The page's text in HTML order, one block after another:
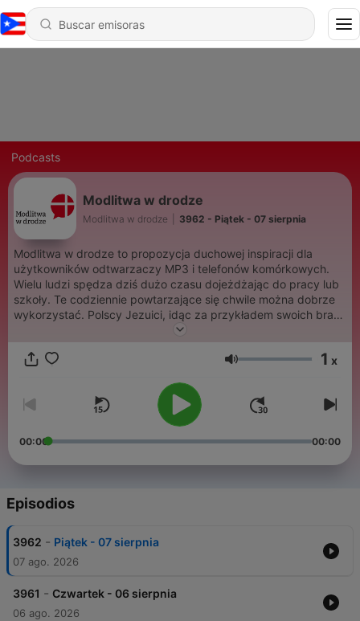
Podcasts
Modlitwa w drodze
Modlitwa w drodze 3962 - Piątek - 07 sierpnia
Modlitwa w drodze to propozycja duchowej inspiracji dla
użytkowników odtwarzaczy MP3 i telefonów komórkowych.
Wielu ludzi spędza dziś dużo czasu dojeżdżając do pracy lub
szkoły. Te codziennie powtarzające się chwile można dobrze
wykorzystać. Polscy Jezuici, idąc za przykładem swoich braci
z Wielkiej Brytanii, zaproponowali serie około
Biblii, pomagające odkrywać w życiu Bożą obecność i
Volumen 1 x
00:00 00:00
Episodios
3962 - Piątek - 07 sierpnia
07 ago. 2026
3961 - Czwartek - 06 sierpnia
06 ago. 2026